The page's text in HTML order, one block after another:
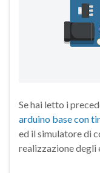
Se hai letto i
arduino base con
ed il simulatore di
realizzazione